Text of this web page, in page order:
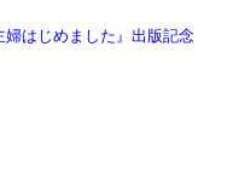
はじめました』出版記念